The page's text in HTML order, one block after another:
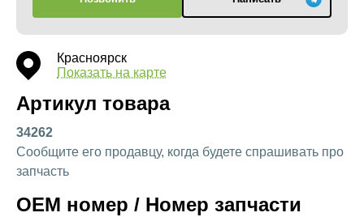
Красноярск
Показать на карте
Артикул товара
34262
Сообщите его продавцу, когда будете спрашивать про
запчасть
OEM номер / Номер запчасти